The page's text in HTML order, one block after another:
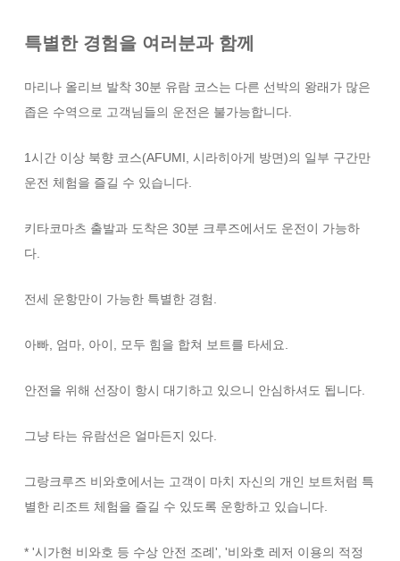
특별한 경험을 여러분과 함께
마리나 올리브 발착 30분 유람 코스는 다른 선박의 왕래가 많은
좁은 수역으로 고객님들의 운전은 불가능합니다.
1시간 이상 북향 코스(AFUMI, 시라히아게 방면)의 일부 구간만
운전 체험을 즐길 수 있습니다.
키타코마츠 출발과 도착은 30분 크루즈에서도 운전이 가능하
다.
전세 운항만이 가능한 특별한 경험.
아빠, 엄마, 아이, 모두 힘을 합쳐 보트를 타세요.
안전을 위해 선장이 항시 대기하고 있으니 안심하셔도 됩니다.
그냥 타는 유람선은 얼마든지 있다.
그랑크루즈 비와호에서는 고객이 마치 자신의 개인 보트처럼 특
별한 리조트 체험을 즐길 수 있도록 운항하고 있습니다.
* '시가현 비와호 등 수상 안전 조례', '비와호 레저 이용의 적정